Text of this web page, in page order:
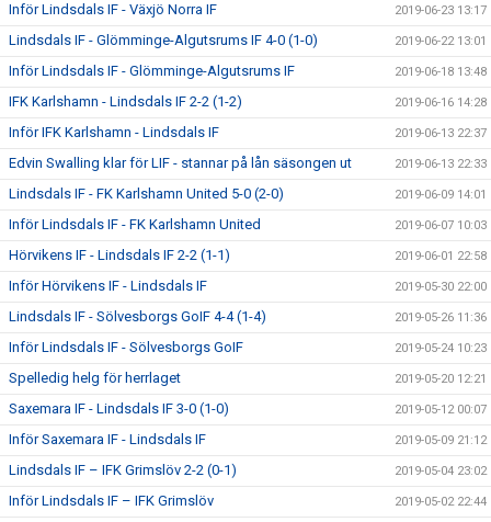
Inför Lindsdals IF - Växjö Norra IF 2019-06-23 13:17
Lindsdals IF - Glömminge-Algutsrums IF 4-0 (1-0) 2019-06-22 13:01
Inför Lindsdals IF - Glömminge-Algutsrums IF 2019-06-18 13:48
IFK Karlshamn - Lindsdals IF 2-2 (1-2) 2019-06-16 14:28
Inför IFK Karlshamn - Lindsdals IF 2019-06-13 22:37
Edvin Swalling klar för LIF - stannar på lån säsongen ut 2019-06-13 22:33
Lindsdals IF - FK Karlshamn United 5-0 (2-0) 2019-06-09 14:01
Inför Lindsdals IF - FK Karlshamn United 2019-06-07 10:03
Hörvikens IF - Lindsdals IF 2-2 (1-1) 2019-06-01 22:58
Inför Hörvikens IF - Lindsdals IF 2019-05-30 22:00
Lindsdals IF - Sölvesborgs GoIF 4-4 (1-4) 2019-05-26 11:36
Inför Lindsdals IF - Sölvesborgs GoIF 2019-05-24 10:23
Spelledig helg för herrlaget 2019-05-20 12:21
Saxemara IF - Lindsdals IF 3-0 (1-0) 2019-05-12 00:07
Inför Saxemara IF - Lindsdals IF 2019-05-09 21:12
Lindsdals IF – IFK Grimslöv 2-2 (0-1) 2019-05-04 23:02
Inför Lindsdals IF – IFK Grimslöv 2019-05-02 22:44